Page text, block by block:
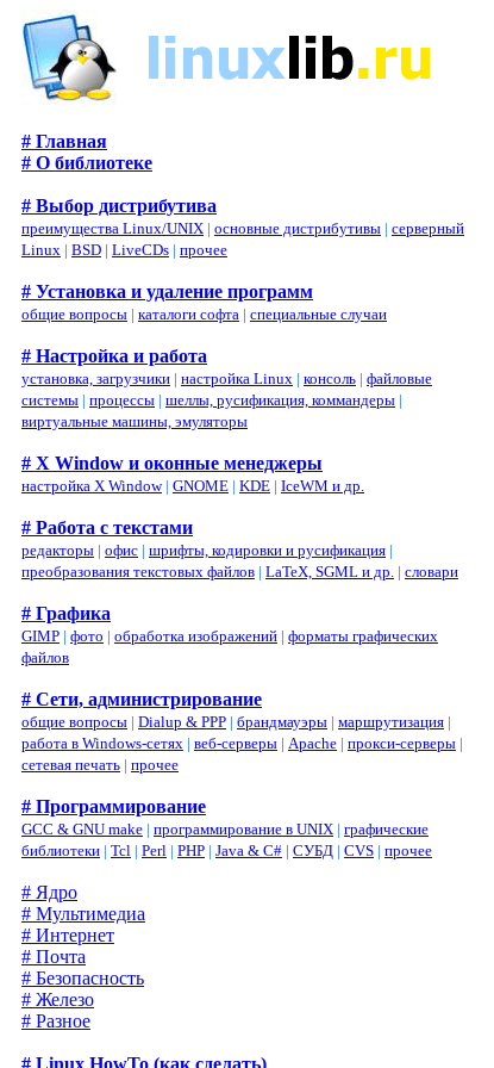
# Главная
# О библиотеке
# Выбор дистрибутива
преимущества Linux/UNIX | основные дистрибутивы | серверный
Linux | BSD | LiveCDs | прочее
# Установка и удаление программ
общие вопросы | каталоги софта | специальные случаи
# Настройка и работа
установка, загрузчики | настройка Linux | консоль | файловые
системы | процессы | шеллы, русификация, коммандеры |
виртуальные машины, эмуляторы
# X Window и оконные менеджеры
настройка X Window| GNOME | KDE | IceWM и др.
# Работа с текстами
редакторы | офис | шрифты, кодировки и русификация |
преобразования текстовых файлов | LaTeX, SGML и др. | словари
# Графика
GIMP | фото | обработка изображений | форматы графических
файлов
# Сети, администрирование
общие вопросы | Dialup & PPP | брандмауэры | маршрутизация |
работа в Windows-сетях | веб-серверы | Apache | прокси-серверы |
сетевая печать | прочее
# Программирование
GCC & GNU make | программирование в UNIX | графические
библиотеки | Tcl | Perl | PHP | Java & C# | СУБД | CVS | прочее
# Ядро
# Мультимедиа
# Интернет
# Почта
# Безопасность
# Железо
# Разное
# Linux HowTo (как сделать)